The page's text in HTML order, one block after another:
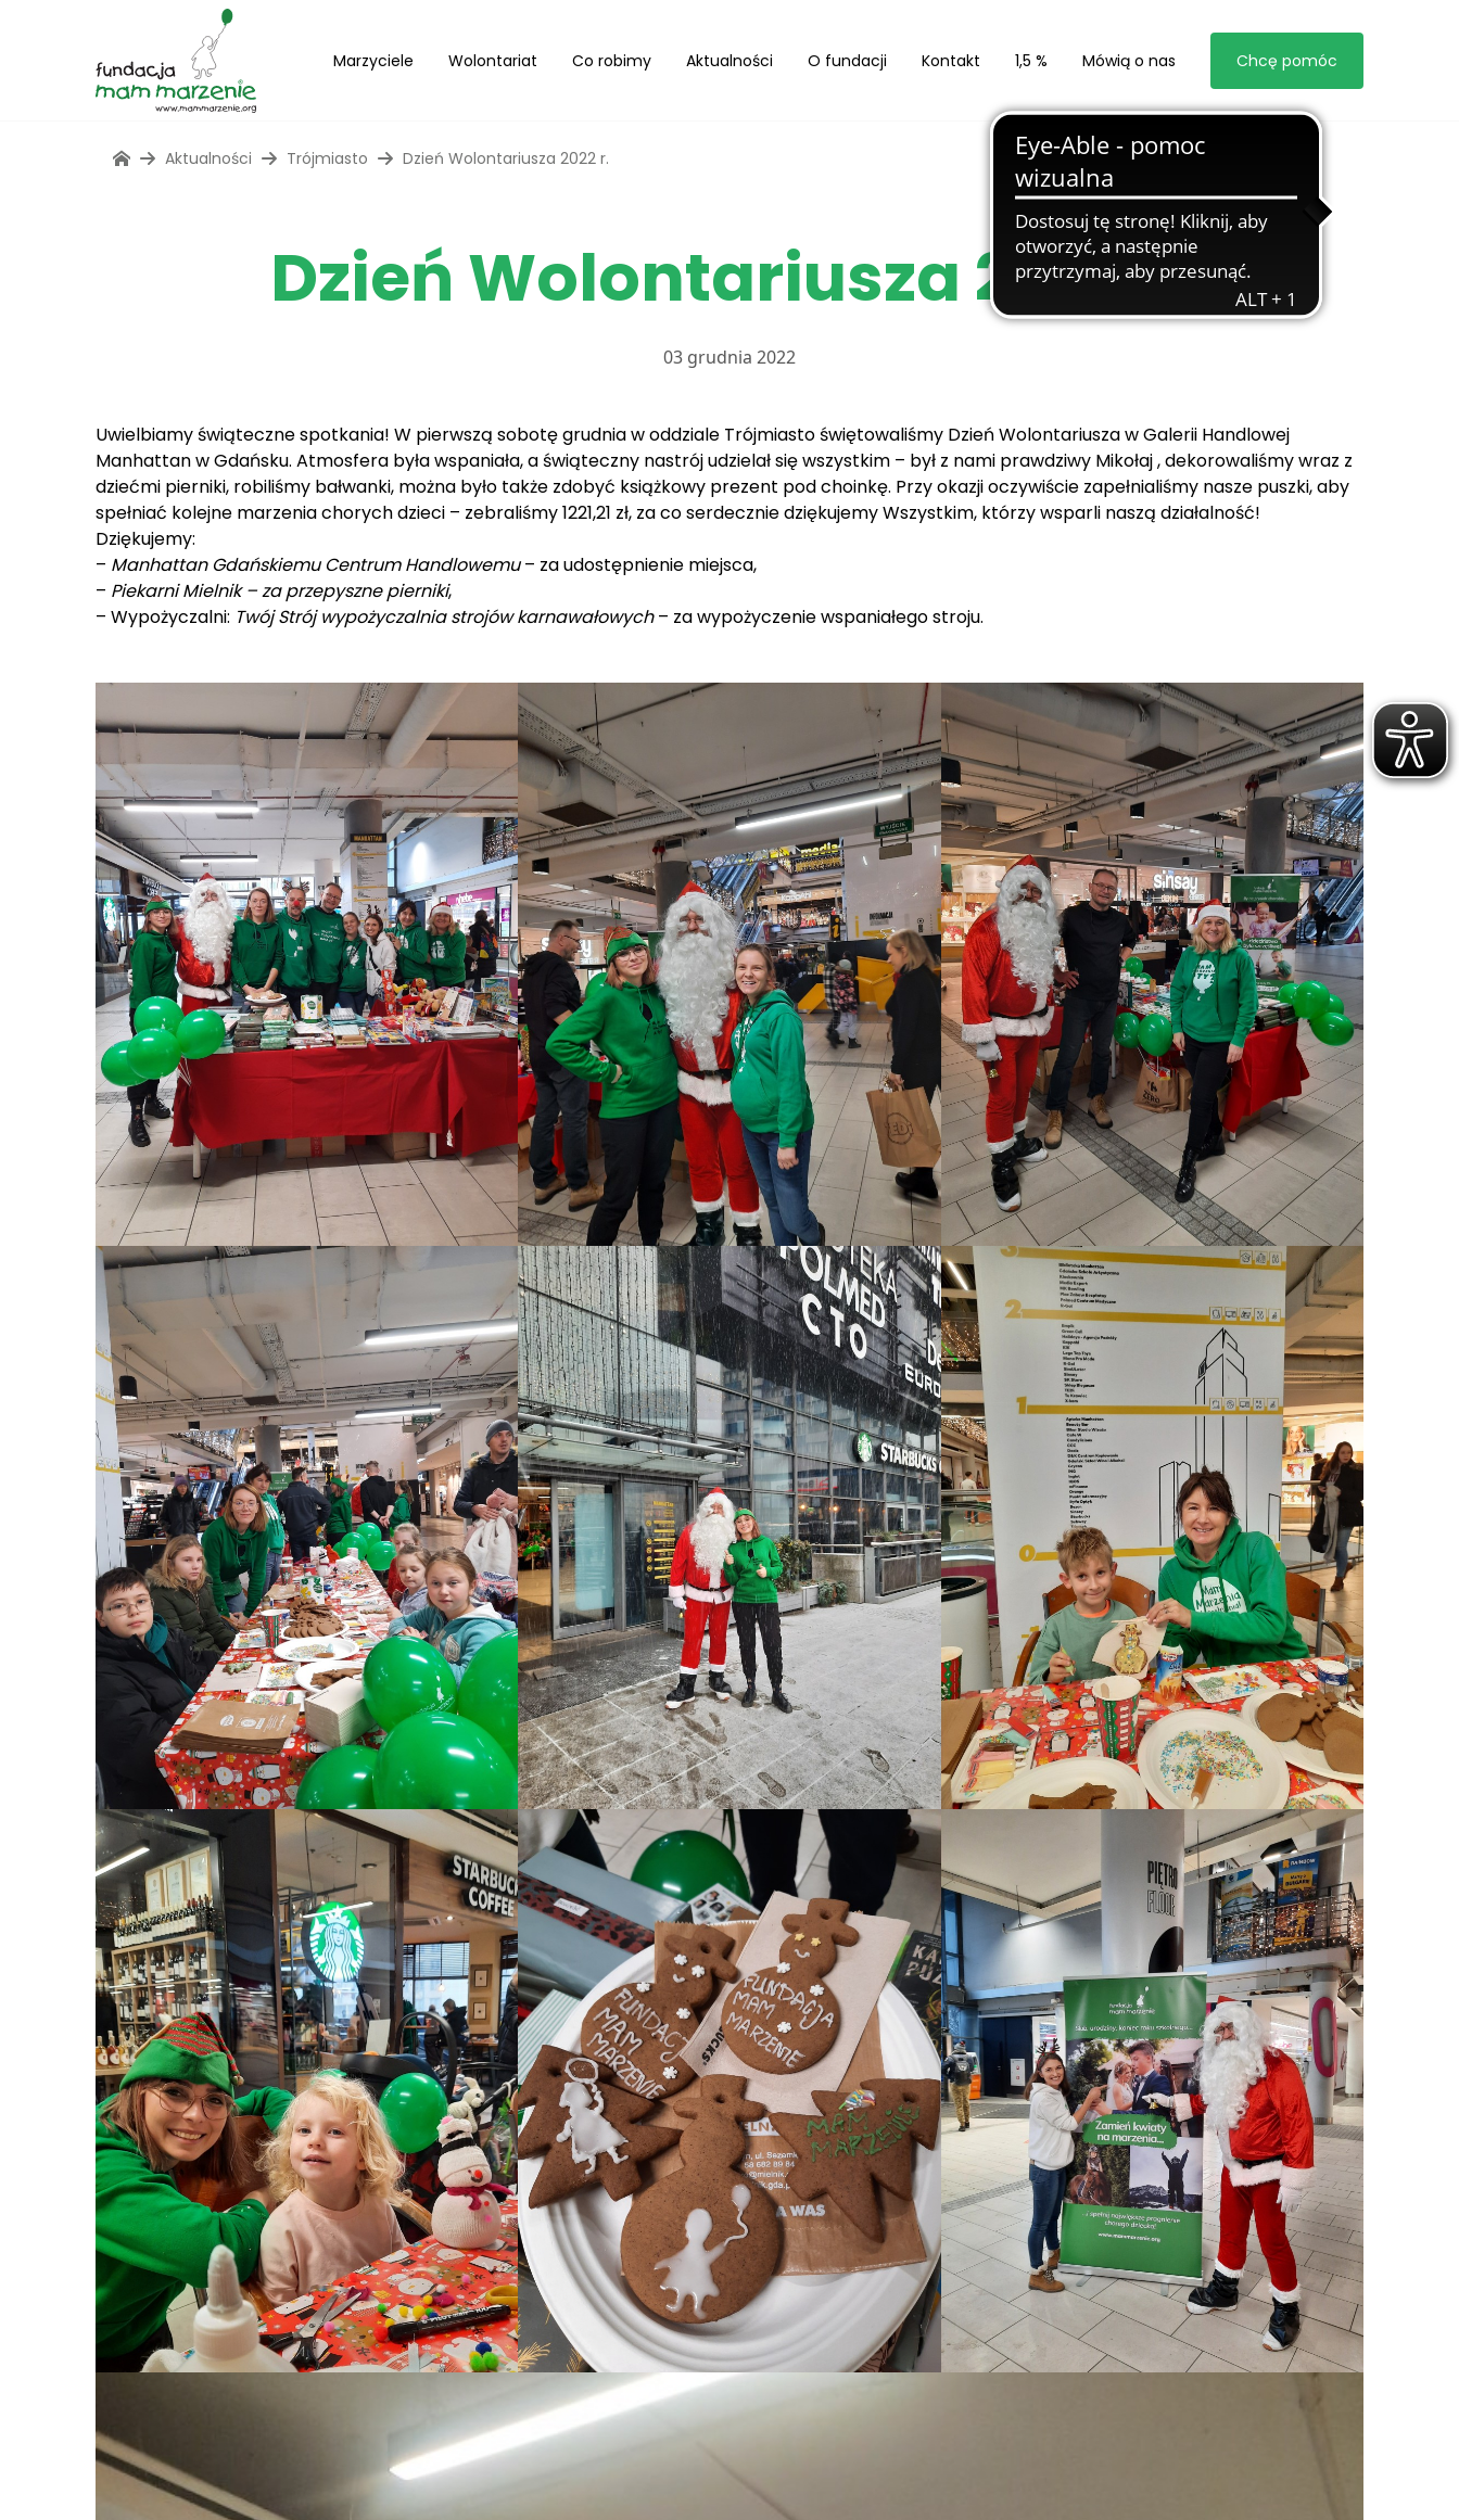
Marzyciele Wolontariat Co robimy Aktualności O fundacji Kontakt 1,5 % Mówią o nas Chcę pomóc
Aktualności Trójmiasto Dzień Wolontariusza 2022 r.
Dzień Wolontariusza 2022 r.
03 grudnia 2022
Uwielbiamy świąteczne spotkania! W pierwszą sobotę grudnia w oddziale Trójmiasto świętowaliśmy Dzień Wolontariusza w Galerii Handlowej
Manhattan w Gdańsku. Atmosfera była wspaniała, a świąteczny nastrój udzielał się wszystkim – był z nami prawdziwy Mikołaj , dekorowaliśmy wraz z
dziećmi pierniki, robiliśmy bałwanki, można było także zdobyć książkowy prezent pod choinkę. Przy okazji oczywiście zapełnialiśmy nasze puszki, aby
spełniać kolejne marzenia chorych dzieci – zebraliśmy 1221,21 zł, za co serdecznie dziękujemy Wszystkim, którzy wsparli naszą działalność!
Dziękujemy:
– Manhattan Gdańskiemu Centrum Handlowemu– za udostępnienie miejsca,
– Piekarni Mielnik – za przepyszne pierniki,
– Wypożyczalni: Twój Strój wypożyczalnia strojów karnawałowych– za wypożyczenie wspaniałego stroju.